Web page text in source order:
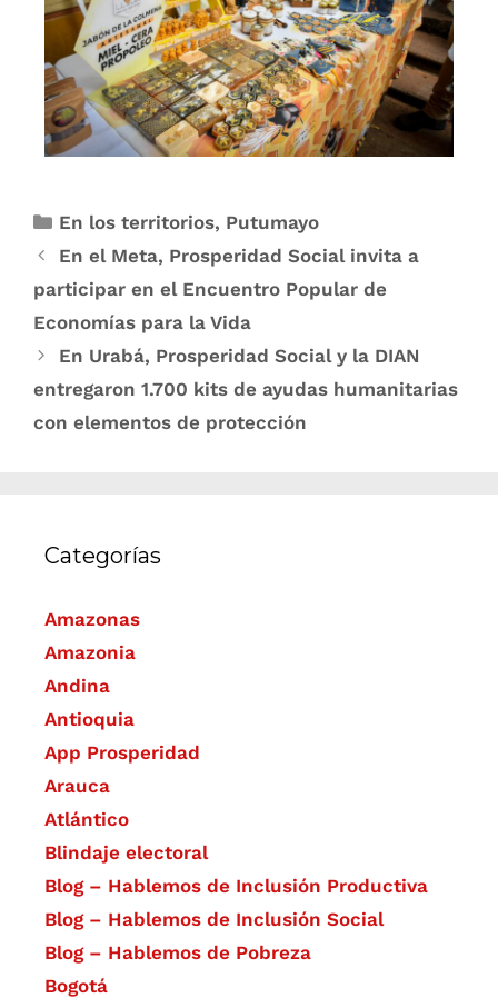
En los territorios, Putumayo
En el Meta, Prosperidad Social invita a
participar en el Encuentro Popular de
Economías para la Vida
En Urabá, Prosperidad Social y la DIAN
entregaron 1.700 kits de ayudas humanitarias
con elementos de protección
Categorías
Amazonas
Amazonia
Andina
Antioquia
App Prosperidad
Arauca
Atlántico
Blindaje electoral
Blog – Hablemos de Inclusión Productiva
Blog – Hablemos de Inclusión Social
Blog – Hablemos de Pobreza
Bogotá